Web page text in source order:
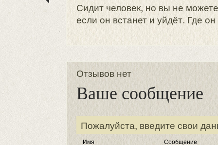
Сидит человек, но вы не
если он встанет и уйдёт. Где
Отзывов нет
Ваше сообщение
Пожалуйста, введите свои
Имя Сообщение